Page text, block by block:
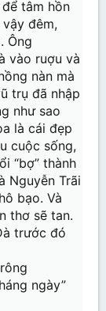
tâm hồn
đêm,
Ông
vào ruợu và
nàn mà
trụ đã nhập
như sao
là cái đẹp
cuộc sống,
“bợ” thành
Nguyễn Trãi
bạo. Và
thơ sẽ tan.
trước đó
ngày”